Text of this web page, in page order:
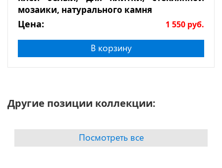
мозаики, натурального камня
Цена: 1 550 руб.
В корзину
Другие позиции коллекции:
Посмотреть все